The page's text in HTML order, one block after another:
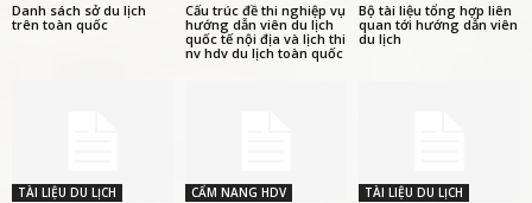
Danh sách sở du lịch
trên toàn quốc
Cấu trúc đề thi nghiệp vụ
hướng dẫn viên du lịch
quốc tế nội địa và lịch thi
nv hdv du lịch toàn quốc
Bộ tài liệu tổng hợp liên
quan tới hướng dẫn viên
du lịch
TÀI LIỆU DU LỊCH CẨM NANG HDV TÀI LIỆU DU LỊCH